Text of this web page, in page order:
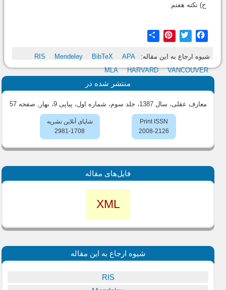
ح) نکته هفتم
Facebook
Twitter
Pinterest
شیوه ارجاع به این مقاله: RIS Mendeley BibTeX
APA
MLA
HARVARD VANCOUVER
منتشر شده در
معارف عقلی، سال 1387، جلد سوم، شماره اول، پیاپی 9، بهار , صفحه 57
Print ISSN
2008-2126
شاپای آنلاین نشریه
2981-1708
فایل‌های مقاله
XML
شیوه ارجاع به این مقاله
RIS